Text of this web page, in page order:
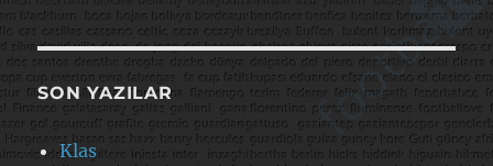
SON YAZILAR
Klas